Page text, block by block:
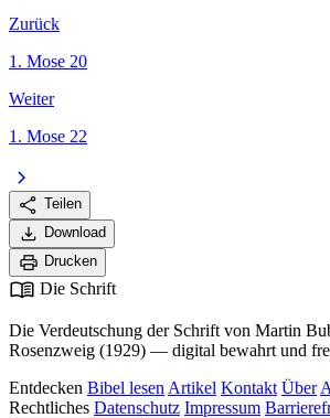
Zurück
1. Mose 20
Weiter
1. Mose 22
chevron_right
share Teilen
download Download
print Drucken
menu_book Die Schrift
Die Verdeutschung der Schrift von Martin
Rosenzweig (1929) — digital bewahrt und
Entdecken Bibel lesen Artikel Kontakt Über
Rechtliches Datenschutz Impressum